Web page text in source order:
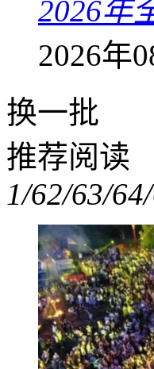
2026年
2026年
换一批
推荐阅读
1/62/63/6